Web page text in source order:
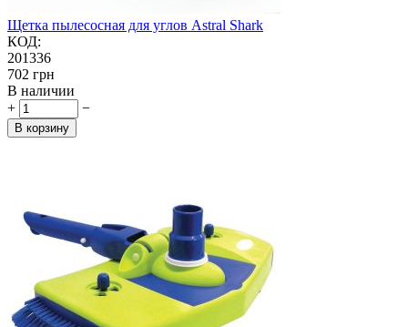
Щетка пылесосная для углов Astral Shark
КОД:
201336
‍702‍ грн
В наличии
+
−
В корзину